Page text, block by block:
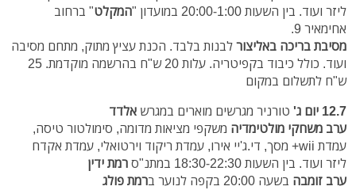
ליזר ועוד. בין השעות 20:00-1:00
במועדון "המקלט" ברחוב
אחימאיר 9.
מסיבת בריכה באליצורלבנות בלבד. הכנת עציץ מתוק, מתחם מסיבה
ועוד. כולל כיבוד בקפיטריה. עלות 20 ש"ח בהרשמה מוקדמת. 25
ש"ח לתשלום במקום
12.7 יום ג'
טורניר מגרשים מוארים במגרש אלדד
ערב משחקי מולטימדיה משקפי מציאות מדומה, סימולטור טיסה,
עמדת wii+ מסך, די.ג'יי אירו, עמדת ריקוד וירטואלי, עמדת אקדח
ליזר ועוד. בין השעות 18:30-22:30 במתנ"ס
רמת ידין
ערב זומבה בשעה 20:00 בקפה לנוער ב
רמת פולג